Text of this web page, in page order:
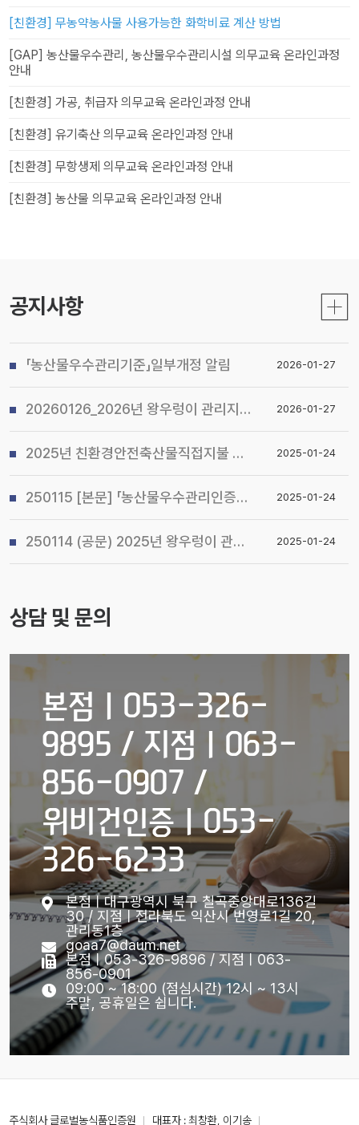
[친환경] 무농약농사물 사용가능한 화학비료 계산 방법
[GAP] 농산물우수관리, 농산물우수관리시설 의무교육 온라인과정
안내
[친환경] 가공, 취급자 의무교육 온라인과정 안내
[친환경] 유기축산 의무교육 온라인과정 안내
[친환경] 무항생제 의무교육 온라인과정 안내
[친환경] 농산물 의무교육 온라인과정 안내
공지사항
「농산물우수관리기준」일부개정 알림 2026-01-27
20260126_2026년 왕우렁이 관리지침 및 전국 일제 수거기간 운영계획 알림 2026-01-27
2025년 친환경안전축산물직접지불 사업 시행지침 알림 2025-01-24
250115 [본문] 「농산물우수관리인증(GAP) 기본교육 관리지침」개정 알림 2025-01-24
250114 (공문) 2025년 왕우렁이 관리지침 및 전국 일제 수거기간 운영계획 알림 2025-01-24
상담 및 문의
본점ㅣ053-326-
9895 / 지점ㅣ063-
856-0907 /
위비건인증ㅣ053-
326-6233
본점ㅣ대구광역시 북구 칠곡중앙대로136길
30 / 지점ㅣ전라북도 익산시 번영로1길 20,
관리동1층
goaa7@daum.net
본점ㅣ053-326-9896 / 지점ㅣ063-
856-0901
09:00 ~ 18:00 (점심시간) 12시 ~ 13시
주말, 공휴일은 쉽니다.
주식회사 글로벌농식품인증원 대표자 : 최창환, 이기송